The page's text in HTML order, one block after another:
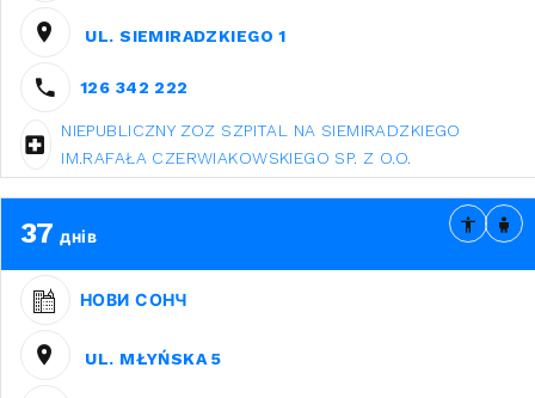
UL. SIEMIRADZKIEGO 1
126 342 222
NIEPUBLICZNY ZOZ SZPITAL NA SIEMIRADZKIEGO
IM.RAFAŁA CZERWIAKOWSKIEGO SP. Z O.O.
37 днів
НОВИ СОНЧ
UL. MŁYŃSKA 5